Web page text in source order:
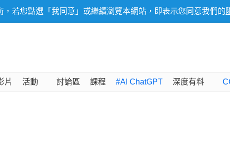
若您點選「我同意」或繼續瀏覽本網站，即表示您同意我們的
片 活動 討論區 課程 #AI ChatGPT 深度有料